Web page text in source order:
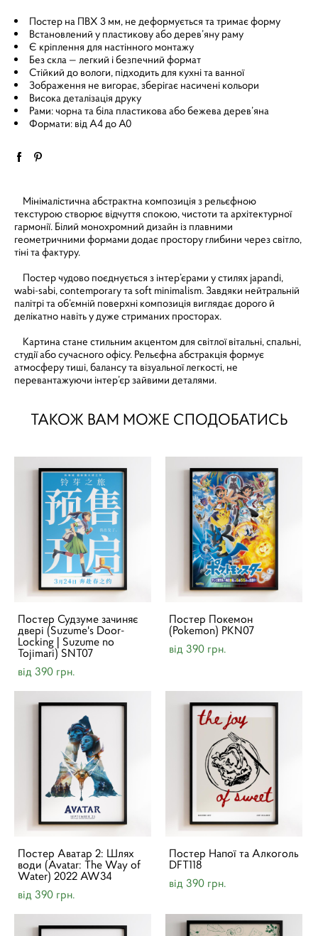
Постер на ПВХ 3 мм, не деформується та тримає форму
Встановлений у пластикову або дерев’яну раму
Є кріплення для настінного монтажу
Без скла — легкий і безпечний формат
Стійкий до вологи, підходить для кухні та ванної
Зображення не вигорає, зберігає насичені кольори
Висока деталізація друку
Рами: чорна та біла пластикова або бежева дерев’яна
Формати: від A4 до A0
Мінімалістична абстрактна композиція з рельєфною
текстурою створює відчуття спокою, чистоти та архітектурної
гармонії. Білий монохромний дизайн із плавними
геометричними формами додає простору глибини через світло,
тіні та фактуру.
Постер чудово поєднується з інтер’єрами у стилях japandi,
wabi-sabi, contemporary та soft minimalism. Завдяки нейтральній
палітрі та об’ємній поверхні композиція виглядає дорого й
делікатно навіть у дуже стриманих просторах.
Картина стане стильним акцентом для світлої вітальні, спальні,
студії або сучасного офісу. Рельєфна абстракція формує
атмосферу тиші, балансу та візуальної легкості, не
перевантажуючи інтер’єр зайвими деталями.
ТАКОЖ ВАМ МОЖЕ СПОДОБАТИСЬ
Постер Судзуме зачиняє
двері (Suzume's Door-
Locking | Suzume no
Tojimari) SNT07
від 390 грн.
Постер Покемон
(Pokemon) PKN07
від 390 грн.
Постер Аватар 2: Шлях
води (Avatar: The Way of
Water) 2022 AW34
від 390 грн.
Постер Напої та Алкоголь
DFT118
від 390 грн.